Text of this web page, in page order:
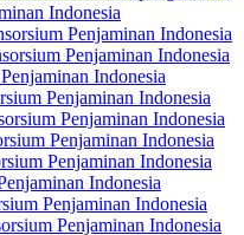
Indonesia
Penjaminan Indonesia
Penjaminan Indonesia
Indonesia
Penjaminan Indonesia
Penjaminan Indonesia
Penjaminan Indonesia
Penjaminan Indonesia
Indonesia
Penjaminan Indonesia
Penjaminan Indonesia